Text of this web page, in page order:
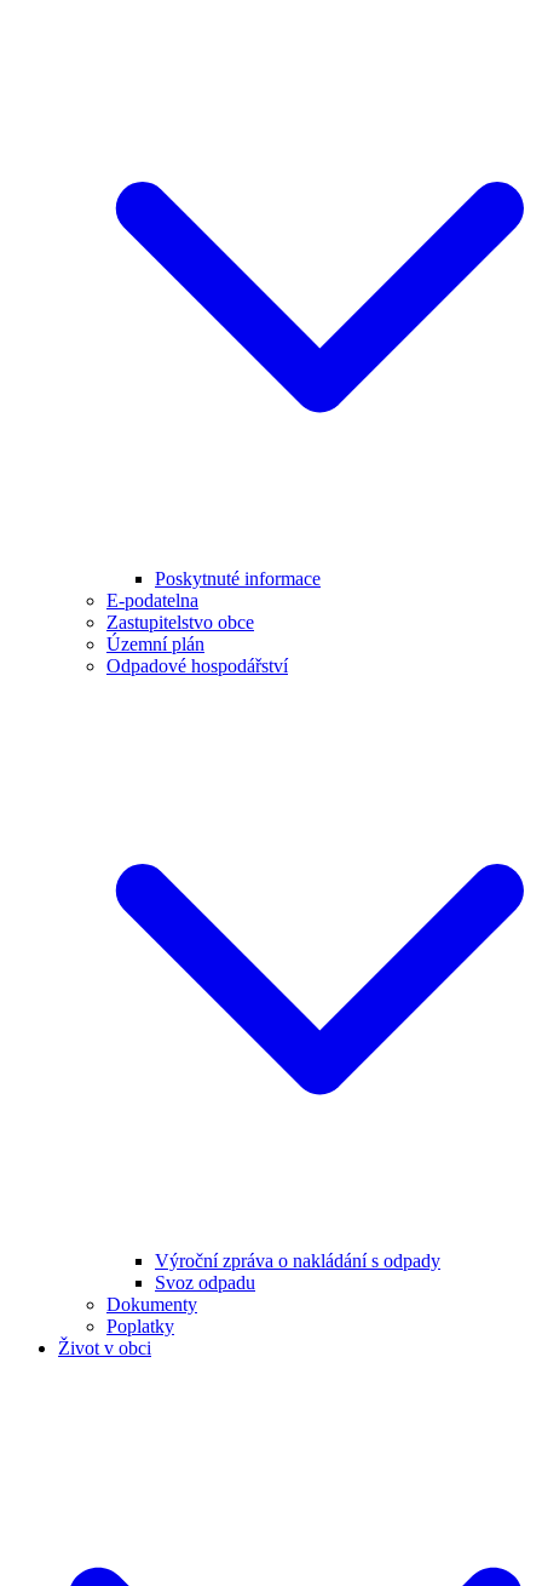
Poskytnuté informace
E-podatelna
Zastupitelstvo obce
Územní plán
Odpadové hospodářství
Výroční zpráva o nakládání s odpady
Svoz odpadu
Dokumenty
Poplatky
Život v obci